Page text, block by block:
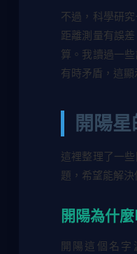
不過，科學研
距離測量有誤
算。我讀過一
有時矛盾，這
開陽
這裡整理了一
題，希望能解決
開陽為什
開陽這個名字